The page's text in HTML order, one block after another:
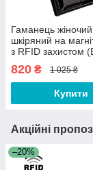
Гаманець жіночий
шкіряний на
з RFID захистом
black)
820 ₴ 1 025 ₴
Купити
Акційні
–20%